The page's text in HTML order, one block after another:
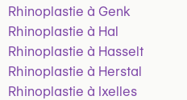
Rhinoplastie à Genk
Rhinoplastie à Hal
Rhinoplastie à Hasselt
Rhinoplastie à Herstal
Rhinoplastie à Ixelles